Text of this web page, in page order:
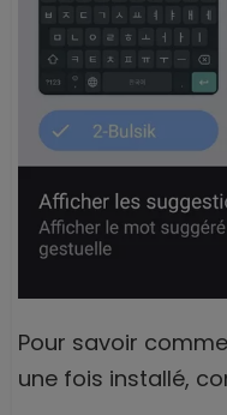
Pour savoir
une fois installé,